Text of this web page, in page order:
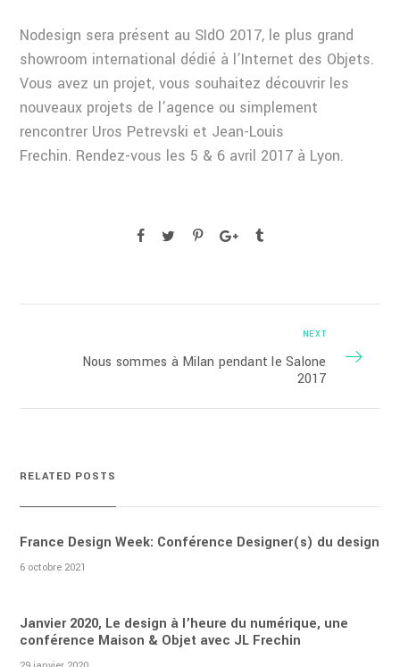
Nodesign sera présent au SIdO 2017, le plus grand
showroom international dédié à l’Internet des Objets.
Vous avez un projet, vous souhaitez découvrir les
nouveaux projets de l’agence ou simplement
rencontrer Uros Petrevski et Jean-Louis
Frechin. Rendez-vous les 5 & 6 avril 2017 à Lyon.
NEXT
Nous sommes à Milan pendant le Salone
2017
RELATED POSTS
France Design Week: Conférence Designer(s) du design
6 octobre 2021
Janvier 2020, Le design à l’heure du numérique, une
conférence Maison & Objet avec JL Frechin